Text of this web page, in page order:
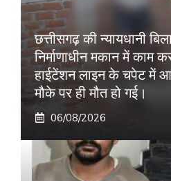
छत्तीसगढ़ की न्यायधानी
निर्माणाधीन मकान में काम
हाईटेंशन लाइन के चपेट में
मौके पर ही मौत हो गई।
06/08/2026